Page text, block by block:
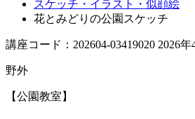
スケッチ・イラスト・似顔絵
花とみどりの公園スケッチ
講座コード：202604-03419020 2026
野外
【公園教室】